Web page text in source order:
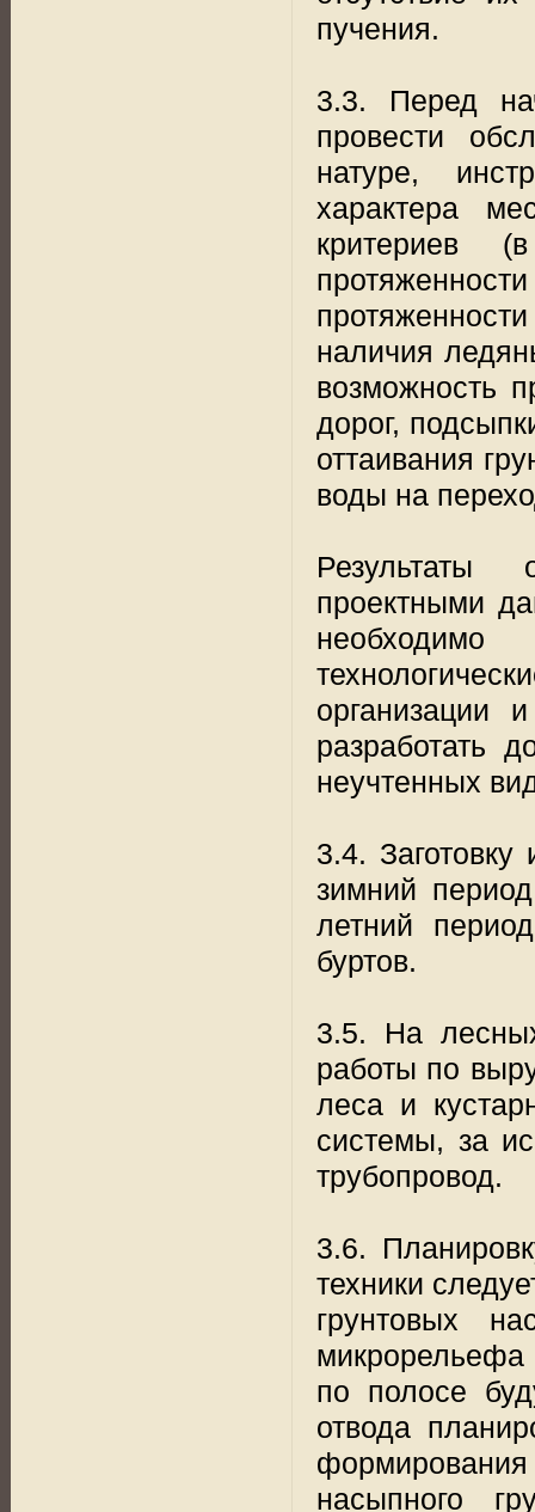
пучения.
3.3. Перед
провести
натуре,
характера
критериев
наличия
возможность
дорог,
оттаивания
воды на
Результаты
проектными
организации
разработать
неучтенных
3.4.
зимний
летний
буртов.
3.5. На
работы по
леса и
системы, за
трубопровод.
3.6.
техники
грунтовых
микрорельефа
по полосе
отвода
формирования
насыпного